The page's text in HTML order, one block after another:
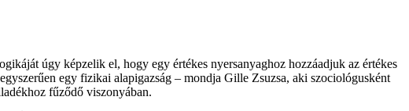
úgy képzelik el, hogy egy értékes nyersanyaghoz hozzáadjuk az értékes
egy fizikai alapigazság – mondja Gille Zsuzsa, aki szociológusként
fűződő viszonyában.